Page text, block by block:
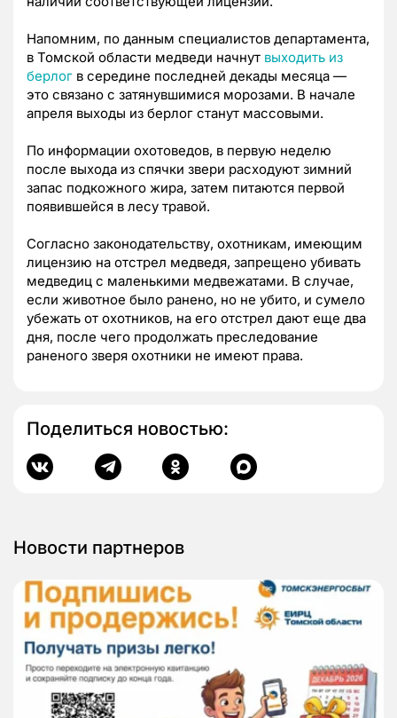
Напомним, по данным специалистов департамента,
в Томской области медведи начнут выходить из
берлог в середине последней декады месяца —
это связано с затянувшимися морозами. В начале
апреля выходы из берлог станут массовыми.
По информации охотоведов, в первую неделю
после выхода из спячки звери расходуют зимний
запас подкожного жира, затем питаются первой
появившейся в лесу травой.
Согласно законодательству, охотникам, имеющим
лицензию на отстрел медведя, запрещено убивать
медведиц с маленькими медвежатами. В случае,
если животное было ранено, но не убито, и сумело
убежать от охотников, на его отстрел дают еще два
дня, после чего продолжать преследование
раненого зверя охотники не имеют права.
Поделиться новостью:
Новости партнеров